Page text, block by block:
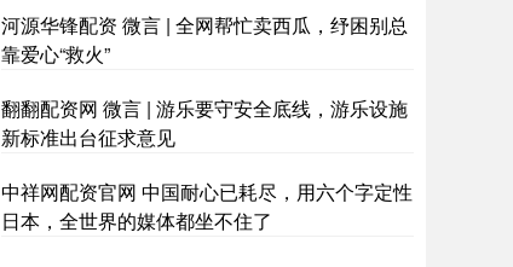
河源华锋配资 微言 | 全网帮忙卖西瓜，纾困别总
靠爱心“救火”
翻翻配资网 微言 | 游乐要守安全底线，游乐设施
新标准出台征求意见
中祥网配资官网 中国耐心已耗尽，用六个字定性
日本，全世界的媒体都坐不住了